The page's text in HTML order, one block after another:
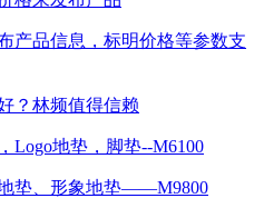
产品信息，标明价格等参数支
？林频值得信赖
Logo地垫，脚垫--M6100
垫、形象地垫——M9800